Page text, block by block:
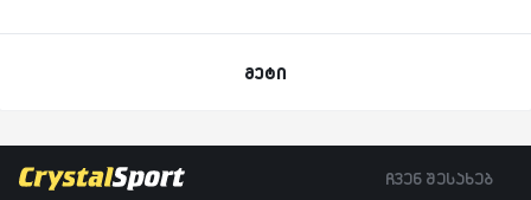
მეტი
ჩვენ შესახებ